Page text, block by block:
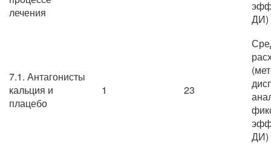
лечения
ДИ)
7.1. Антагонисты
кальция и
плацебо
1 23
ДИ)